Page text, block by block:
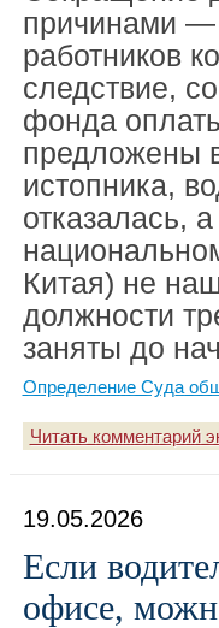
причинами —
работников
следствие,
фонда
предложены
истопника,
отказалась,
Китая) не
должности
заняты до
Определение Суда
Читать комментарий
19.05.2026
Если
офисе,